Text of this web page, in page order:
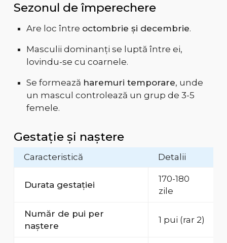
Sezonul de împerechere
Are loc între octombrie și decembrie.
Masculii dominanți se luptă între ei,
lovindu-se cu coarnele.
Se formează haremuri temporare, unde
un mascul controlează un grup de 3-5
femele.
Gestație și naștere
Caracteristică Detalii
Durata gestației
170-180
zile
Număr de pui per
naștere
1 pui (rar 2)